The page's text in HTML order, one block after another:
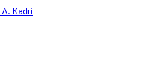
A. Kadri